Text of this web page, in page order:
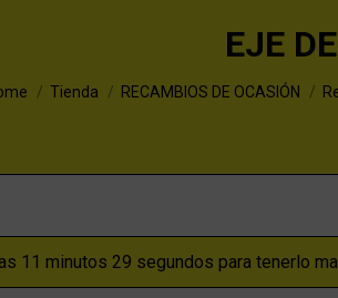
EJE
are here:Tienda RECAMBIOS DE OCASIÓN
11 minutos 28 segundos para tenerlo